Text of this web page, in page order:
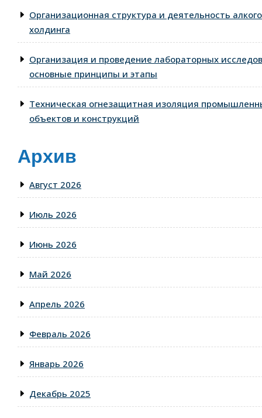
Организационная структура и деятельность
холдинга
Организация и проведение лабораторных
основные принципы и этапы
Техническая огнезащитная изоляция
объектов и конструкций
Архив
Август 2026
Июль 2026
Июнь 2026
Май 2026
Апрель 2026
Февраль 2026
Январь 2026
Декабрь 2025